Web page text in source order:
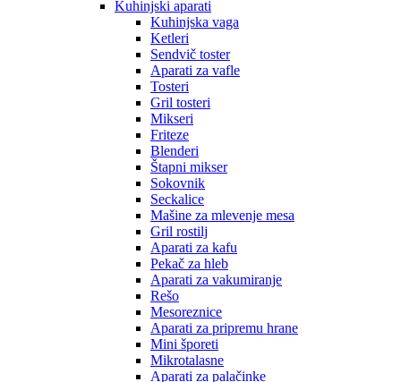
Kuhinjski aparati
Kuhinjska vaga
Ketleri
Sendvič toster
Aparati za vafle
Tosteri
Gril tosteri
Mikseri
Friteze
Blenderi
Štapni mikser
Sokovnik
Seckalice
Mašine za mlevenje mesa
Gril rostilj
Aparati za kafu
Pekač za hleb
Aparati za vakumiranje
Rešo
Mesoreznice
Aparati za pripremu hrane
Mini šporeti
Mikrotalasne
Aparati za palačinke